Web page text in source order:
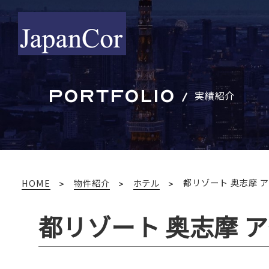
PORTFOLIO 実績紹介
HOME 物件紹介 ホテル 都リゾート 奥志摩
都リゾート 奥志摩